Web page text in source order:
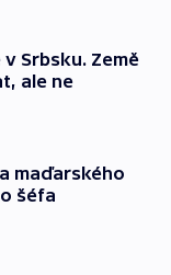
Srbsku. Země
ale ne
maďarského
šéfa